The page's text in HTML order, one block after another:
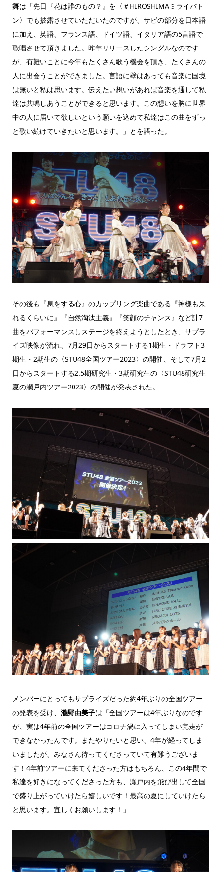
舞は「先日『花は誰のもの？』を〈＃HIROSHIMAミライバト
ン〉でも披露させていただいたのですが、サビの部分を日本語
に加え、英語、フランス語、ドイツ語、イタリア語の5言語で
歌唱させて頂きました。昨年リリースしたシングルなのです
が、有難いことに今年もたくさん歌う機会を頂き、たくさんの
人に出会うことができました。言語に壁はあっても音楽に国境
は無いと私は思います。伝えたい想いがあれば音楽を通して私
達は共鳴しあうことができると思います。この想いを胸に世界
中の人に届いて欲しいという願いを込めて私達はこの曲をずっ
と歌い続けていきたいと思います。」とを語った。
その後も『息をする心』のカップリング楽曲である『神様も呆
れるくらいに』『自然淘汰主義』『笑顔のチャンス』など計7
曲をパフォーマンスしステージを終えようとしたとき、サプラ
イズ映像が流れ、7月29日からスタートする1期生・ドラフト3
期生・2期生の〈STU48全国ツアー2023〉の開催、そして7月2
日からスタートする2.5期研究生・3期研究生の〈STU48研究生
夏の瀬戸内ツアー2023〉の開催が発表された。
メンバーにとってもサプライズだった約4年ぶりの全国ツアー
の発表を受け、 瀧野由美子は「全国ツアーは4年ぶりなのです
が、実は4年前の全国ツアーはコロナ渦に入ってしまい完走が
できなかったんです。またやりたいと思い、4年が経ってしま
いましたが、みなさん待ってくださっていて有難うございま
す！4年前ツアーに来てくださった方はもちろん、この4年間で
私達を好きになってくださった方も、瀬戸内を飛び出して全国
で盛り上がっていけたら嬉しいです！最高の夏にしていけたら
と思います。宜しくお願いします！」